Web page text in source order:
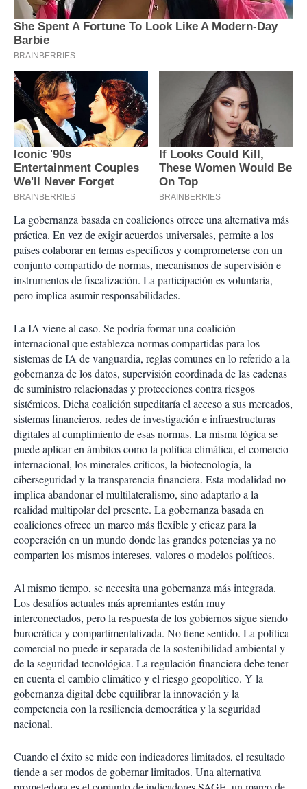
La gobernanza basada en coaliciones ofrece una alternativa más
práctica. En vez de exigir acuerdos universales, permite a los
países colaborar en temas específicos y comprometerse con un
conjunto compartido de normas, mecanismos de supervisión e
instrumentos de fiscalización. La participación es voluntaria,
pero implica asumir responsabilidades.
La IA viene al caso. Se podría formar una coalición
internacional que establezca normas compartidas para los
sistemas de IA de vanguardia, reglas comunes en lo referido a la
gobernanza de los datos, supervisión coordinada de las cadenas
de suministro relacionadas y protecciones contra riesgos
sistémicos. Dicha coalición supeditaría el acceso a sus mercados,
sistemas financieros, redes de investigación e infraestructuras
digitales al cumplimiento de esas normas. La misma lógica se
puede aplicar en ámbitos como la política climática, el comercio
internacional, los minerales críticos, la biotecnología, la
ciberseguridad y la transparencia financiera. Esta modalidad no
implica abandonar el multilateralismo, sino adaptarlo a la
realidad multipolar del presente. La gobernanza basada en
coaliciones ofrece un marco más flexible y eficaz para la
cooperación en un mundo donde las grandes potencias ya no
comparten los mismos intereses, valores o modelos políticos.
Al mismo tiempo, se necesita una gobernanza más integrada.
Los desafíos actuales más apremiantes están muy
interconectados, pero la respuesta de los gobiernos sigue siendo
burocrática y compartimentalizada. No tiene sentido. La política
comercial no puede ir separada de la sostenibilidad ambiental y
de la seguridad tecnológica. La regulación financiera debe tener
en cuenta el cambio climático y el riesgo geopolítico. Y la
gobernanza digital debe equilibrar la innovación y la
competencia con la resiliencia democrática y la seguridad
nacional.
Cuando el éxito se mide con indicadores limitados, el resultado
tiende a ser modos de gobernar limitados. Una alternativa